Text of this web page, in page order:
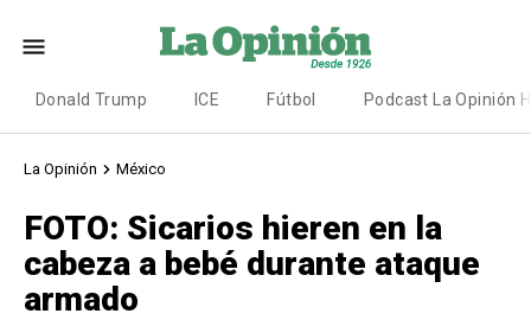
Donald Trump ICE Fútbol Podcast La Opinión
La Opinión México
FOTO: Sicarios hieren en la
cabeza a bebé durante ataque
armado